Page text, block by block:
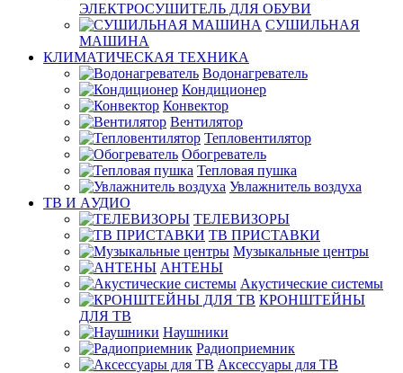
ЭЛЕКТРОСУШИТЕЛЬ ДЛЯ ОБУВИ
СУШИЛЬНАЯ
МАШИНА
КЛИМАТИЧЕСКАЯ ТЕХНИКА
Водонагреватель
Кондиционер
Конвектор
Вентилятор
Тепловентилятор
Обогреватель
Тепловая пушка
Увлажнитель воздуха
ТВ И AУДИО
ТЕЛЕВИЗОРЫ
ТВ ПРИСТАВКИ
Музыкальные центры
АНТЕНЫ
Акустические системы
КРОНШТЕЙНЫ
ДЛЯ ТВ
Наушники
Радиоприемник
Аксессуары для ТВ